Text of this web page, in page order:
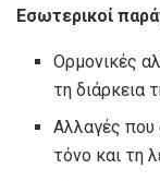
Εσωτερικοί
Ορμονικές
τη διάρκεια
Αλλαγές που
τόνο και τη